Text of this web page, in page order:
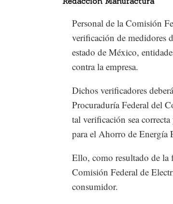
Personal de la Comisión
verificación de medidores
estado de México,
contra la empresa.
Dichos verificadores
Procuraduría Federal del
tal verificación sea
para el Ahorro de Energía
Ello, como resultado de la
Comisión Federal de
consumidor.